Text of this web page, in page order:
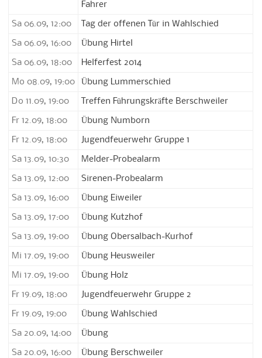
Fahrer
Sa 06.09, 12:00 Tag der offenen Tür in Wahlschied
Sa 06.09, 16:00 Übung Hirtel
Sa 06.09, 18:00 Helferfest 2014
Mo 08.09, 19:00 Übung Lummerschied
Do 11.09, 19:00 Treffen Führungskräfte Berschweiler
Fr 12.09, 18:00 Übung Numborn
Fr 12.09, 18:00 Jugendfeuerwehr Gruppe 1
Sa 13.09, 10:30 Melder-Probealarm
Sa 13.09, 12:00 Sirenen-Probealarm
Sa 13.09, 16:00 Übung Eiweiler
Sa 13.09, 17:00 Übung Kutzhof
Sa 13.09, 19:00 Übung Obersalbach-Kurhof
Mi 17.09, 19:00 Übung Heusweiler
Mi 17.09, 19:00 Übung Holz
Fr 19.09, 18:00 Jugendfeuerwehr Gruppe 2
Fr 19.09, 19:00 Übung Wahlschied
Sa 20.09, 14:00 Übung
Sa 20.09, 16:00 Übung Berschweiler